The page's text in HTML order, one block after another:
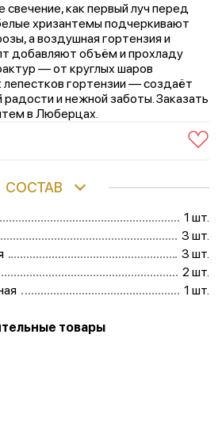
как первый луч перед
хризантемы подчеркивают
а воздушная гортензия и
добавляют объём и прохладу
— от круглых шаров
гортензии — создаёт
и нежной заботы. Заказать
в Люберцах.
СОСТАВ
1 шт.
3 шт.
3 шт.
2 шт.
1 шт.
товары